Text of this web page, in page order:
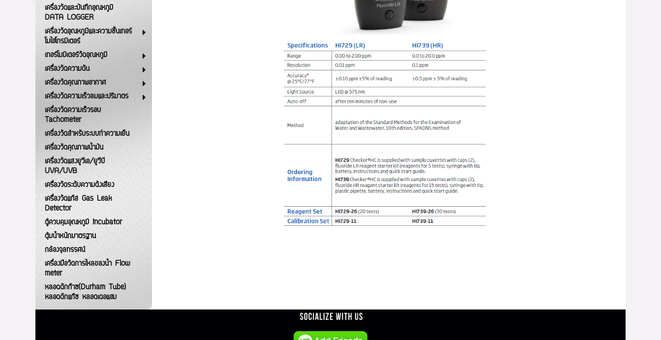
เครื่องวัดและบันทึกอุณหภูมิ
DATA LOGGER
เครื่องวัดอุณหภูมิและความชื้นเทอร์
โมไฮโกรมิเตอร์
เทอร์โมมิเตอร์วัดอุณหภูมิ
เครื่องวัดความดัน
เครื่องวัดคุณภาพอากาศ
เครื่องวัดความเร็วลมและปริมาตร
เครื่องวัดความเร็วรอบ
Tachometer
เครื่องวัดสำหรับระบบทำความเย็น
เครื่องวัดคุณภาพน้ำมัน
เครื่องวัดแสงยูวีเอ/ยูวีบี
UVA/UVB
เครื่องวัดระดับความดังเสียง
เครื่องวัดแก๊ส Gas Leak
Detector
ตู้ควบคุมอุณหภูมิ Incubator
ตุ้มน้ำหนักมาตรฐาน
กล้องจุลทรรศน์
เครื่องมือวัดการไหลของน้ำ Flow
meter
หลอดดักก๊าซ(Durham Tube)
หลอดดักแก๊ซ หลอดเดอแฮม